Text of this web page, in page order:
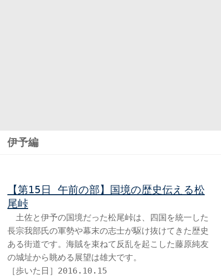
伊予編
【第15日 午前の部】国境の歴史伝える松
尾峠
土佐と伊予の国境だった松尾峠は、四国を統一した
長宗我部氏の軍勢や幕末の志士が駆け抜けてきた歴史
ある街道です。海賊を束ねて反乱を起こした藤原純友
の城址から眺める展望は雄大です。
［歩いた日］2016.10.15